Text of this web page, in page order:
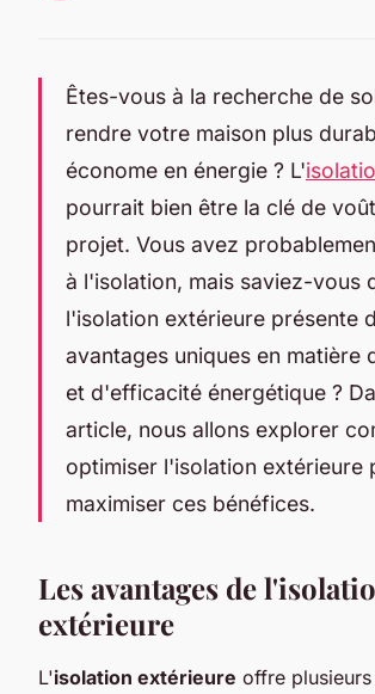
Êtes-vous à la recherche de
rendre votre maison plus
économe en énergie ? L'
pourrait bien être la clé de
projet. Vous avez
à l'isolation, mais saviez-vous
l'isolation extérieure présente
avantages uniques en matière
et d'efficacité énergétique ?
article, nous allons explorer
optimiser l'isolation extérieure
maximiser ces bénéfices.
Les avantages de
extérieure
L'isolation extérieure offre